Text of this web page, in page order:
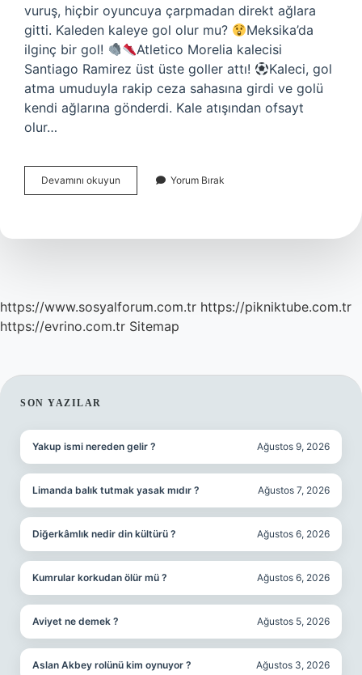
vuruş, hiçbir oyuncuya çarpmadan direkt ağlara
gitti. Kaleden kaleye gol olur mu?
Meksika’da
ilginç bir gol!
Atletico Morelia kalecisi
Santiago Ramirez üst üste goller attı!
Kaleci, gol
atma umuduyla rakip ceza sahasına girdi ve golü
kendi ağlarına gönderdi. Kale atışından ofsayt
olur…
Devamını okuyun
Vuruşundan
Mu
Yorum Bırak
https://www.sosyalforum.com.tr https://pikniktube.com.tr
https://evrino.com.tr Sitemap
SIDEBAR
SON YAZILAR
Yakup ismi nereden gelir ? Ağustos 9, 2026
Limanda balık tutmak yasak mıdır ? Ağustos 7, 2026
Diğerkâmlık nedir din kültürü ? Ağustos 6, 2026
Kumrular korkudan ölür mü ? Ağustos 6, 2026
Aviyet ne demek ? Ağustos 5, 2026
Aslan Akbey rolünü kim oynuyor ? Ağustos 3, 2026